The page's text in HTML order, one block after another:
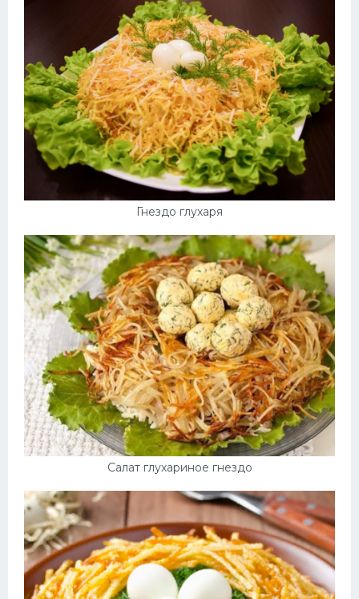
Гнездо глухаря
Салат глухариное гнездо
Напитки
Дизайн комнаты